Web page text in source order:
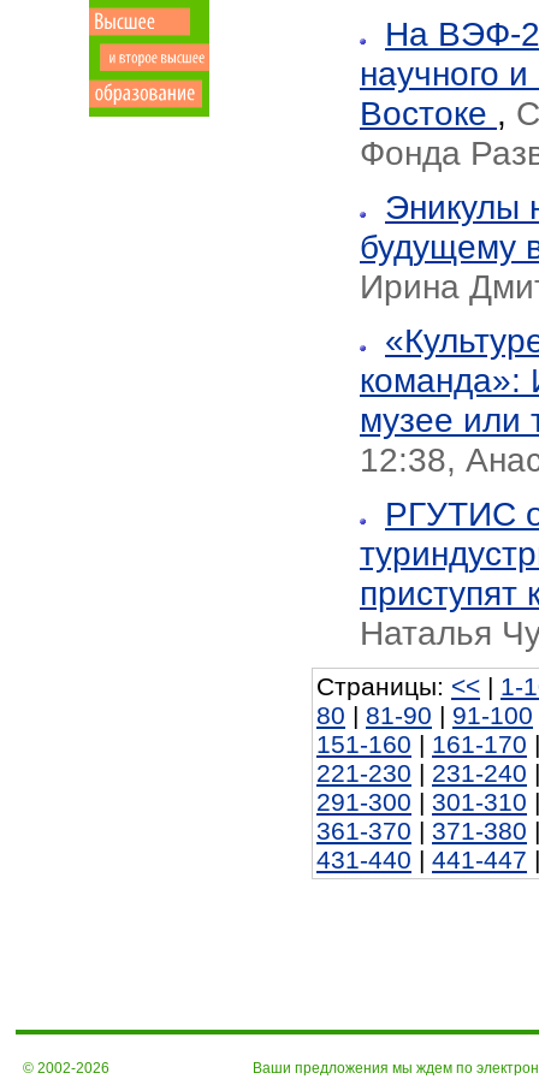
На ВЭФ-
научного
Востоке ,
Фонда
Эникулы
будущему
Ирина
команда»:
музее или
12:38,
РГУТИС
приступят
Наталья
Страницы: << | 1-
80 | 81-90 | 91-100
151-160 | 161-170 |
221-230 | 231-240 |
291-300 | 301-310 |
361-370 | 371-380 |
431-440 | 441-447 |
© 2002-2026
Ваши предложения мы ждем по